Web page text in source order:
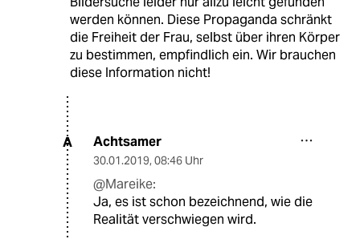
werden können. Diese Propaganda schränkt
die Freiheit der Frau, selbst über ihren Körper
zu bestimmen, empfindlich ein. Wir brauchen
diese Information nicht!
A Achtsamer
30.01.2019, 08:46 Uhr
@Mareike:
Ja, es ist schon bezeichnend, wie die
Realität verschwiegen wird.